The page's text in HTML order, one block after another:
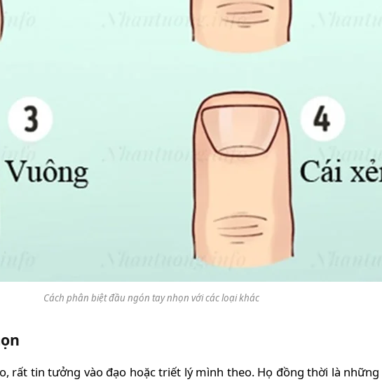
Cách phân biệt đầu ngón tay nhọn với các loại khác
rất tin tưởng vào đạo hoặc triết lý mình theo. Họ đồng thời là